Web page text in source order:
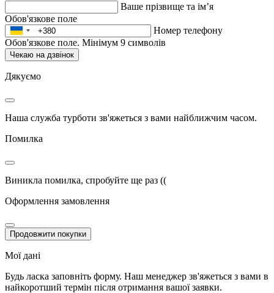
Ваше прізвище та ім’я
Обов'язкове поле
Номер телефону
Обов'язкове поле. Мінімум 9 символів
Чекаю на дзвінок
Дякуємо
Наша служба турботи зв'яжеться з вами найближчим часом.
Помилка
Виникла помилка, спробуйте ще раз ((
Оформлення замовлення
Продовжити покупки
Мої дані
Будь ласка заповніть форму. Наш менеджер зв'яжеться з вами в
найкоротший термін після отримання вашої заявки.